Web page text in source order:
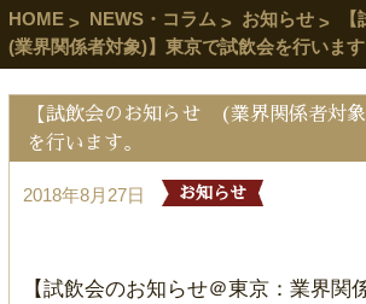
HOME NEWS・コラム お知らせ
(業界関係者対象)】東京で試飲会を行います
【試飲会のお知らせ (業界関係者対
を行います。
2018年8月27日 お知らせ
【試飲会のお知らせ＠東京：業界関